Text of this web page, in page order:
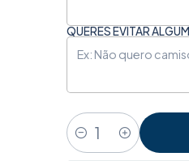
QUERES EVITAR
Quantity